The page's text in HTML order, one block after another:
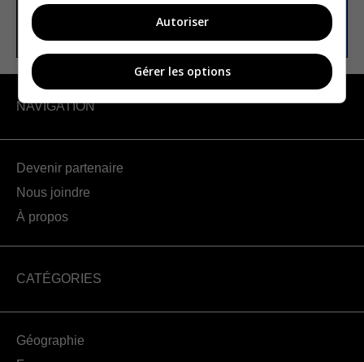
S’INSCRIRE
NAVIGATION
Devenir partenaire
Nous joindre
À propos
CATÉGORIES
Géographie
Autoriser
Gérer les options